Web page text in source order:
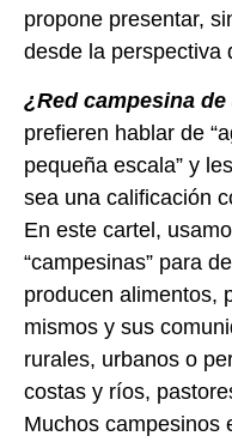
propone presentar,
desde la perspectiva
¿Red campesina
prefieren hablar de
pequeña escala” y
sea una calificación
En este cartel,
“campesinas” para
producen alimentos,
mismos y sus
rurales, urbanos o
costas y ríos,
Muchos campesinos